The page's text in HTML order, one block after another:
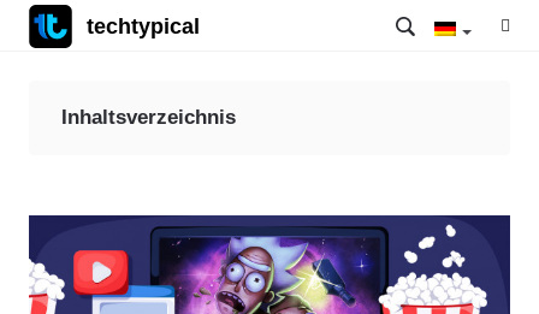
techtypical
Inhaltsverzeichnis